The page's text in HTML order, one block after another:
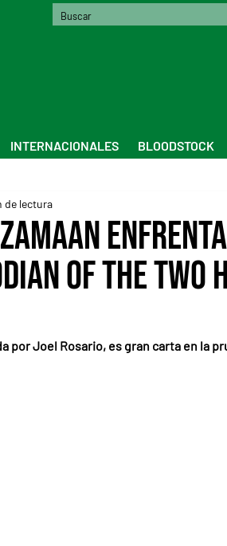
INTERNACIONALES BLOODSTOCK
of the Two
de lectura
por Joel Rosario, es gran carta en la